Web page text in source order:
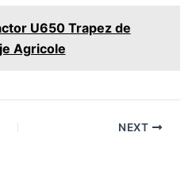
U650 Trapez de
Agricole
NEXT